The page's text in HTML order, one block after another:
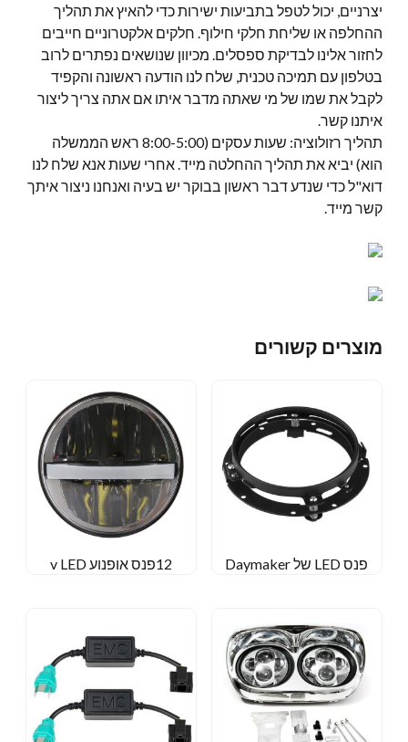
יצרניים, יכול לטפל בתביעות ישירות כדי להאיץ את תהליך
ההחלפה או שליחת חלקי חילוף. חלקים אלקטרוניים חייבים
לחזור אלינו לבדיקת ספסלים. מכיוון שנושאים נפתרים לרוב
בטלפון עם תמיכה טכנית, שלח לנו הודעה ראשונה והקפיד
לקבל את שמו של מי שאתה מדבר איתו אם אתה צריך ליצור
איתנו קשר.
תהליך רזולוציה: שעות עסקים (8:00-5:00 ראש הממשלה
הוא) יביא את תהליך ההחלטה מייד. אחרי שעות אנא שלח לנו
דוא"ל כדי שנדע דבר ראשון בבוקר יש בעיה ואנחנו ניצור איתך
קשר מייד.
מוצרים קשורים
12פנס אופנוע v LED פנס LED של Daymaker